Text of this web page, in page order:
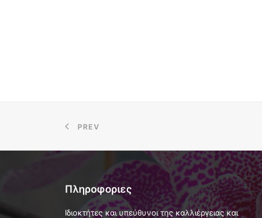
PREV
Πληροφοριες
Iδιοκτήτες και υπεύθυνοι της καλλιέργειας και